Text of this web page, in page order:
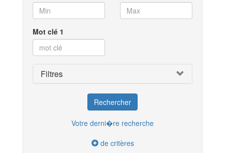
Mot clé 1
Filtres
Votre derni�re recherche
de critères